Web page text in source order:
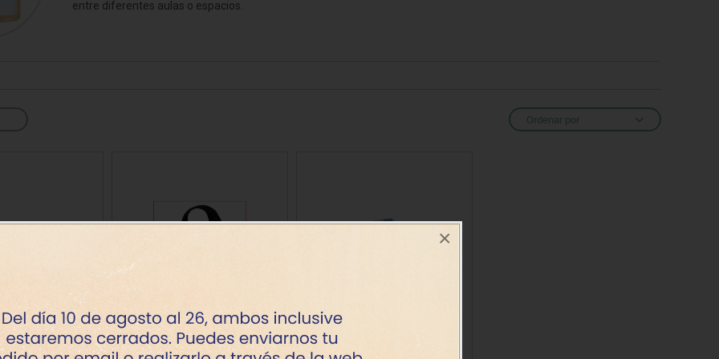
×
Entrenamiento
Psicomotricidad
Micro:bit
Videoproyección
entre diferentes aulas o espacios.
Ordenar por
durable
Identificador cordon Apli Identificador pinza Apli